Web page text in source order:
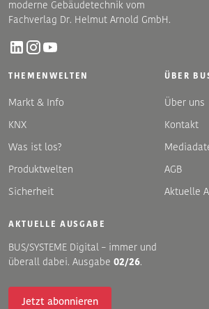
moderne Gebäudetechnik vom
Fachverlag Dr. Helmut Arnold GmbH.
THEMENWELTEN
Markt & Info
KNX
Was ist los?
Produktwelten
Sicherheit
ÜBER
Über uns
Kontakt
AGB
Aktuelle
AKTUELLE AUSGABE
BUS/SYSTEME Digital – immer und
überall dabei. Ausgabe 02/26.
Jetzt abonnieren